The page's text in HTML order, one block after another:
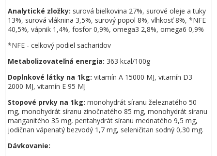
Analytické zložky: surová bielkovina 27%, surové oleje a tuky
13%, surová vláknina 3,5%, surový popol 8%, vlhkosť 8%, *NFE
40,5%, vápnik 1,4%, fosfor 0,9%, omega3 2,8%, omega6 0,9%
*NFE - celkový podiel sacharidov
Metabolizovateľná energia: 363 kcal/100g
Doplnkové látky na 1kg: vitamín A 15000 MJ, vitamín D3
2000 MJ, vitamín E 95 MJ
Stopové prvky na 1kg: monohydrát síranu železnatého 50
mg, monohydrát síranu zinočnatého 85 mg, monohydrát síranu
manganitého 35 mg, pentahydrát síranu mednatého 9,5 mg,
jodičnan vápenatý bezvodý 1,7 mg, seleničitan sodný 0,30 mg.
Dávkovanie: